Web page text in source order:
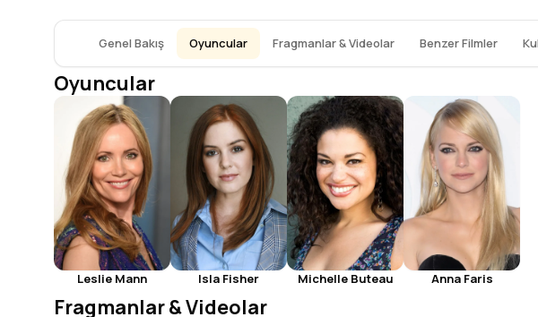
Genel Bakış Oyuncular Fragmanlar & Videolar Benzer Filmler
Oyuncular
Leslie Mann Isla Fisher Michelle Buteau Anna Faris
Fragmanlar & Videolar